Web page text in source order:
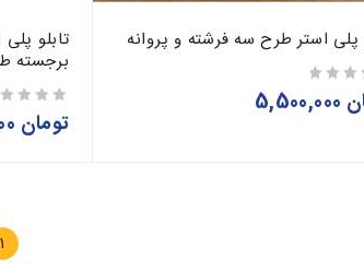
پلی استر طرح سه فرشته و پروانه
تابلو
برجسته
تومان
1